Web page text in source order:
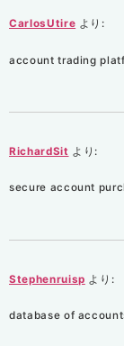
CarlosUtire より:
account trading
RichardSit より:
secure account
Stephenruisp より:
database of